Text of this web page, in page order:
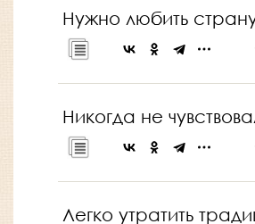
Нужно любить
Никогда не
Легко утратить